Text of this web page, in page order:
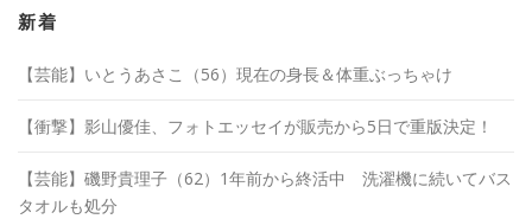
ブ
新着
【芸能】いとうあさこ（56）現在の身長＆体重ぶっちゃけ
【衝撃】影山優佳、フォトエッセイが販売から5日で重版決定！
【芸能】磯野貴理子（62）1年前から終活中 洗濯機に続いてバス
タオルも処分